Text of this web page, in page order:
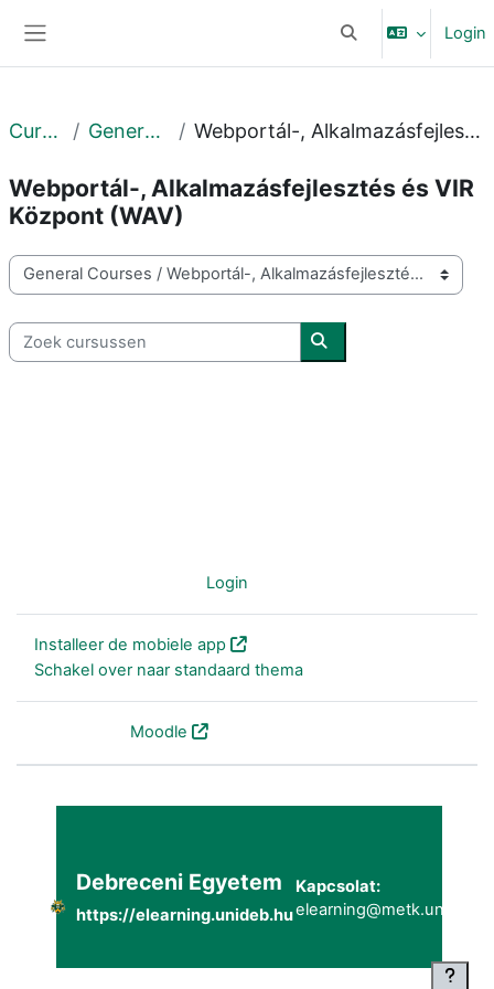
Schakel zoek invoer
Login
Cursussen General Courses Webportál-, Alkalmazásfejlesztés és VIR Központ (WAV)
Webportál-, Alkalmazásfejlesztés és VIR
Központ (WAV)
Cursuscategorieën
Zoek cursussen
Zoek cursussen
Login
Installeer de mobiele app
Schakel over naar standaard thema
Moodle
Debreceni Egyetem
https://elearning.unideb.hu
Kapcsolat: